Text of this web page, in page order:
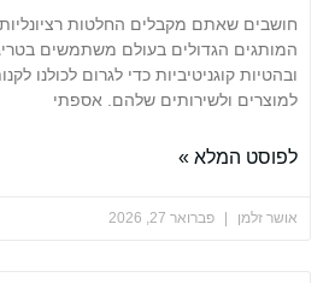
שאתם מקבלים החלטות רציונליות? צחוקים
הגדולים בעולם משתמשים בטריגרים
קוגניטיביות כדי לגרום לכולנו לקנות יותר
ולשירותים שלהם. אספתי
המלא »
פברואר 27, 2026